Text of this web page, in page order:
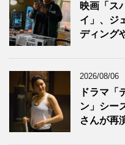
映画「ス
イ」、ジ
ディング
2026/08/06
ドラマ「
ン」シー
さんが再